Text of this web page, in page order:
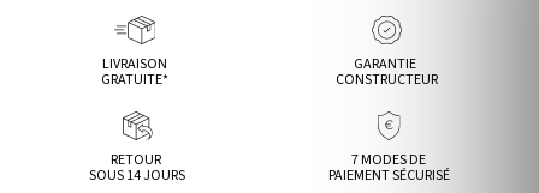
LIVRAISON
GRATUITE*
GARANTIE
CONSTRUCTEUR
RETOUR
SOUS 14 JOURS
7 MODES DE
PAIEMENT SÉCURISÉ